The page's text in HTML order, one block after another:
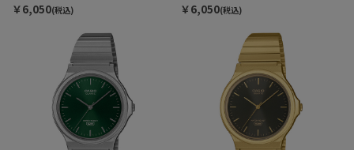
￥6,050(税込) ￥6,050(税込)